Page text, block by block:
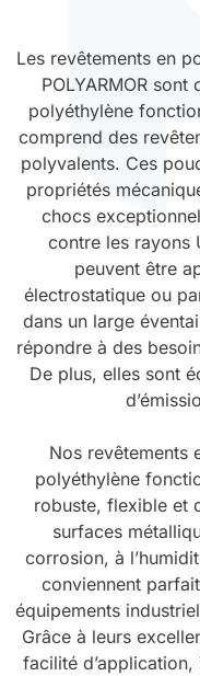
Polyessence
Oxysac
Les revêtements en
POLYARMOR
polyéthylène
comprend des
polyvalents. Ces
propriétés
chocs
contre les rayons
peuvent être
électrostatique ou
dans un large
répondre à des
De plus, elles sont
Nos revêtements
polyéthylène
robuste, flexible et
surfaces
corrosion, à
conviennent
équipements
Grâce à leurs
facilité